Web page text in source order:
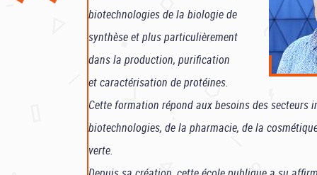
biotechnologies de la biologie de
synthèse et plus particulièrement
dans la production, purification
et caractérisation de protéines.
Cette formation répond aux besoins des secteurs
biotechnologies, de la pharmacie, de la
verte.